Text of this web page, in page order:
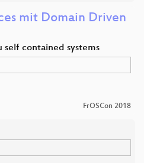
mit Domain Driven
self contained systems
FrOSCon 2018